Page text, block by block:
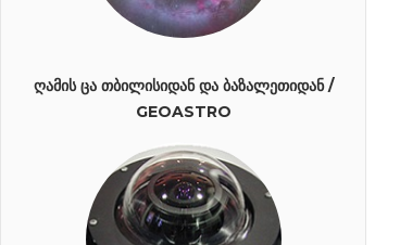
ᲦᲐᲛᲘᲡ ᲪᲐ ᲗᲑᲘᲚᲘᲡᲘᲓᲐᲜ ᲓᲐ ᲑᲐᲖᲐᲚᲔᲗᲘᲓᲐᲜ /
GEOASTRO